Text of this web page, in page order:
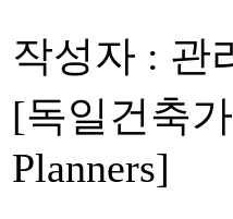
작성자 : 관
[독일건축
Planners]